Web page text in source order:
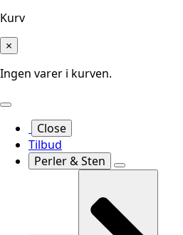
Kurv
×
Ingen varer i kurven.
Close
Tilbud
Perler & Sten